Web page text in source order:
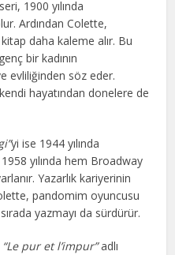
1900 yılında
Ardından Colette,
daha kaleme alır. Bu
bir kadının
evliliğinden söz eder.
hayatından donelere de
yi ise 1944 yılında
yılında hem Broadway
Yazarlık kariyerinin
pandomim oyuncusu
yazmayı da sürdürür.
“Le pur et l’impur”adlı